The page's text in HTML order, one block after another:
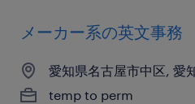
メーカー系の英文事務
愛知県名古屋市中区, 愛
temp to perm